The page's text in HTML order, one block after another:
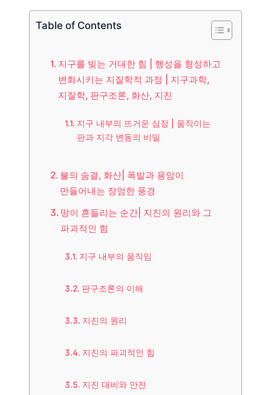
Table of Contents
지구를 빚는 거대한 힘 | 행성을 형성하고
변화시키는 지질학적 과정 | 지구과학,
지질학, 판구조론, 화산, 지진
지구 내부의 뜨거운 심장 | 움직이는
판과 지각 변동의 비밀
불의 숨결, 화산| 폭발과 용암이
만들어내는 장엄한 풍경
땅이 흔들리는 순간| 지진의 원리와 그
파괴적인 힘
지구 내부의 움직임
판구조론의 이해
지진의 원리
지진의 파괴적인 힘
지진 대비와 안전